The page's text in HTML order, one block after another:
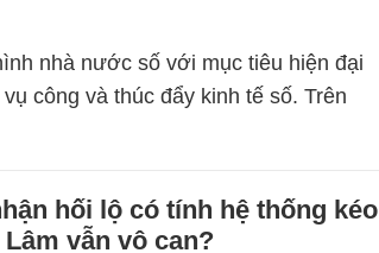
nhà nước số với mục tiêu hiện đại
công và thúc đẩy kinh tế số. Trên
hối lộ có tính hệ thống kéo
vẫn vô can?